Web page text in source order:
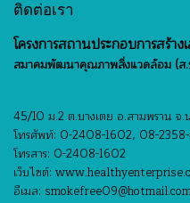
ติดต่อเรา
โครงการสถานประกอบการสร้า
สมาคมพัฒนาคุณภาพสิ่งแวดล้อม (ส
45/10 ม.2 ต.บางเตย อ.สามพราน จ.
โทรศัพท์: 0-2408-1602, 08-
โทรสาร: 0-2408-1602
เว็บไซต์:
อีเมล: